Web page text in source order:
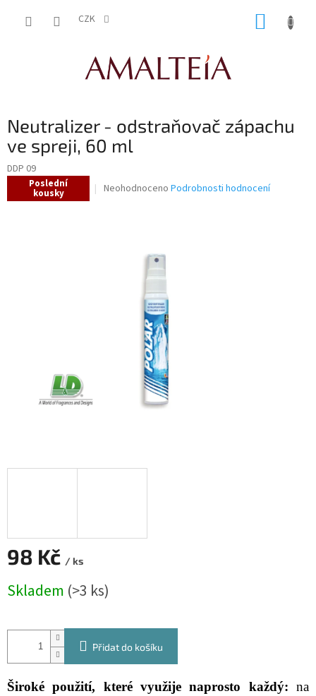
CZK
Neutralizer - odstraňovač zápachu
ve spreji, 60 ml
DDP 09
Poslední
kousky
Průměrné
hvězdiček.
Neohodnoceno Podrobnosti hodnocení
98 Kč / ks
cena:
Skladem (>3 ks)
Přidat do košíku
Široké použití, které využije naprosto každý: na